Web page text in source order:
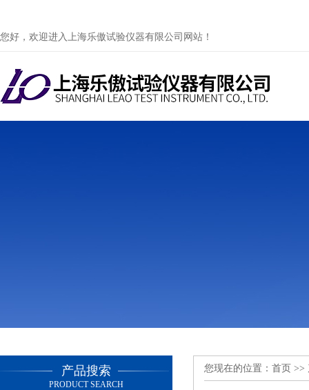
您好，欢迎进入上海乐傲试验仪器有限公司网站！
产品搜索
PRODUCT SEARCH
您现在的位置： 首页 >>